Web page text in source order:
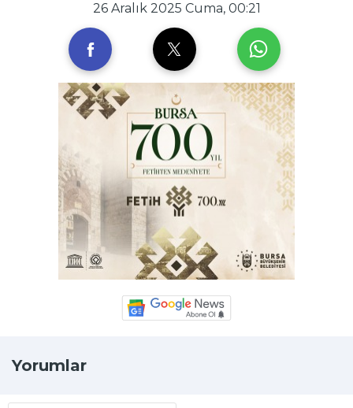
26 Aralık 2025 Cuma, 00:21
Yorumlar